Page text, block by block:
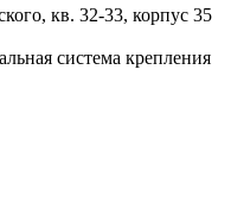
кв. 32-33, корпус 35
система крепления